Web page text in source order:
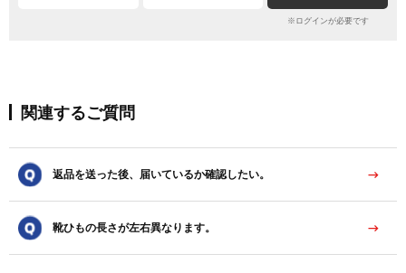
※ログインが必要です
関連するご質問
返品を送った後、届いているか確認したい。
靴ひもの長さが左右異なります。